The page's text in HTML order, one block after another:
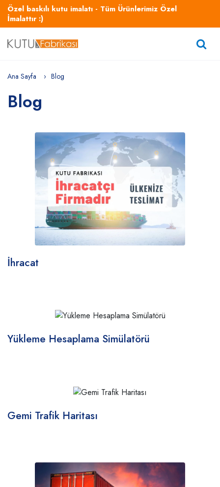
Özel baskılı kutu imalatı - Tüm Ürünlerimiz Özel
İmalattır :)
Ana Sayfa Blog
Blog
İhracat
Yükleme Hesaplama Simülatörü
Gemi Trafik Haritası